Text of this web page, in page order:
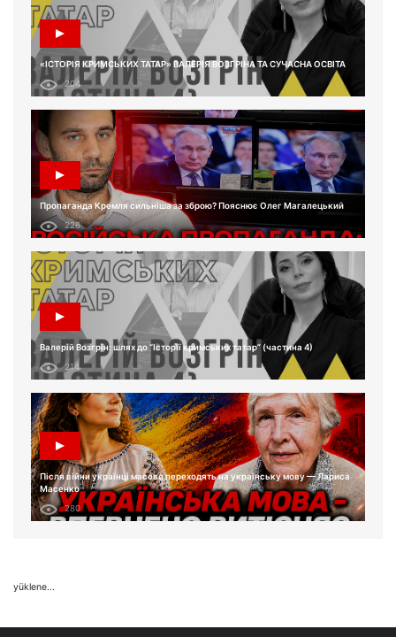
«ІСТОРІЯ КРИМСЬКИХ ТАТАР» ВАЛЕРІЯ ВОЗГРІНА ТА СУЧАСНА ОСВІТА
204
Пропаганда Кремля сильніша за зброю? Пояснює Олег Магалецький
226
Валерій Возгрін: шлях до “Історії кримських татар” (частина 4)
214
Після війни українці масово переходять на українську мову — Лариса
Масенко
280
yüklene...